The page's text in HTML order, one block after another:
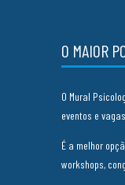
O MAIOR
O Mural
eventos e
É a melhor
workshops,